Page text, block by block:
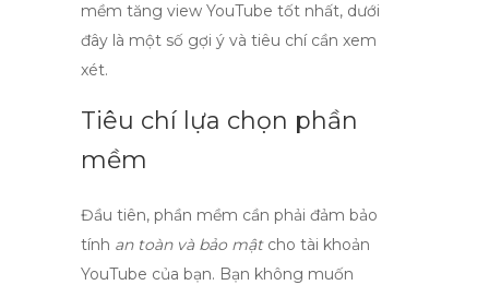
mềm tăng view YouTube tốt nhất, dưới
đây là một số gợi ý và tiêu chí cần xem
xét.
Tiêu chí lựa chọn phần
mềm
Đầu tiên, phần mềm cần phải đảm bảo
tính an toàn và bảo mậtcho tài khoản
YouTube của bạn. Bạn không muốn